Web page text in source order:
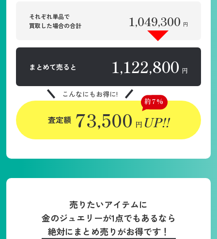
それぞれ単品で
買取した場合の合計
1,049,300 円
まとめて売ると 1,122,800 円
こんなにもお得に!
査定額 73,500 円
約7%
UP!!
売りたいアイテムに
金のジュエリーが1点でもあるなら
絶対にまとめ売りがお得です！